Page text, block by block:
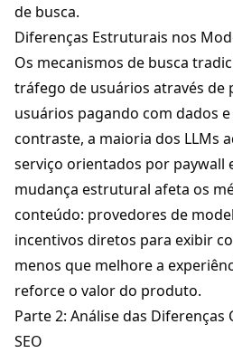
de busca.
Diferenças Estruturais nos
Os mecanismos de busca
tráfego de usuários através de
usuários pagando com dados e
contraste, a maioria dos LLMs
serviço orientados por paywall
mudança estrutural afeta os
conteúdo: provedores de
incentivos diretos para exibir
menos que melhore a
reforce o valor do produto.
Parte 2: Análise das Diferenças
SEO